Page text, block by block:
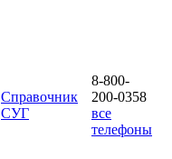
Справочник
СУГ
8-800-
200-0358
все
телефоны